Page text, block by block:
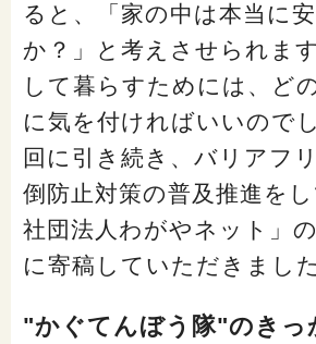
くらしすとについて
協会事業案内
プライバシーポリシー（個人情報
ると、「家の中は本当に
か？」と考えさせられま
して暮らすためには、ど
に気を付ければいいので
回に引き続き、バリアフ
倒防止対策の普及推進を
社団法人わがやネット」
に寄稿していただきました
"かぐてんぼう隊"のきっ